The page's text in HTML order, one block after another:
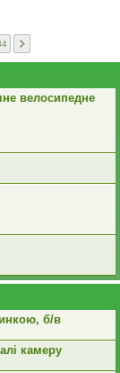
велосипедне
б/в
камеру